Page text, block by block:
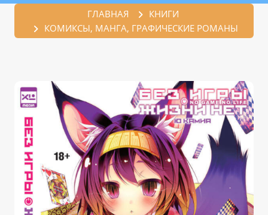
ГЛАВНАЯ
КНИГИ
КОМИКСЫ, МАНГА, ГРАФИЧЕСКИЕ РОМАНЫ